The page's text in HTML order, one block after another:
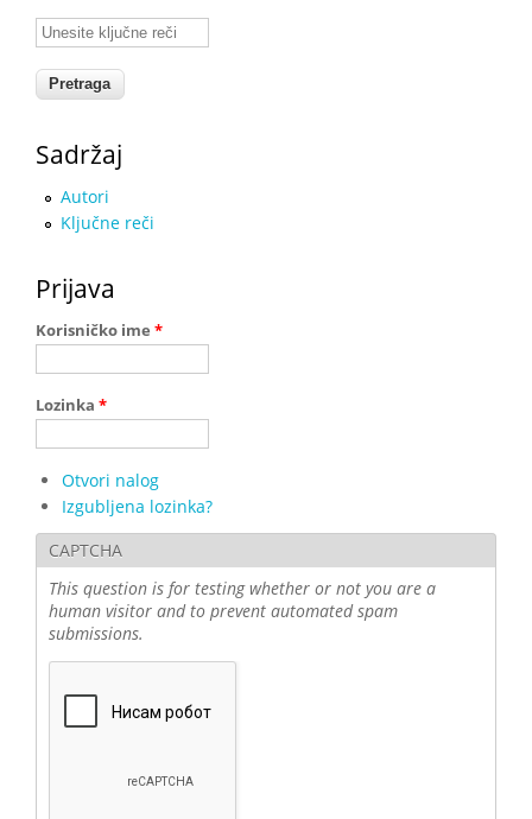
Unesite ključne reči
Sadržaj
Autori
Ključne reči
Prijava
Korisničko ime *
Lozinka *
Otvori nalog
Izgubljena lozinka?
CAPTCHA
This question is for testing whether or not you are a
human visitor and to prevent automated spam
submissions.